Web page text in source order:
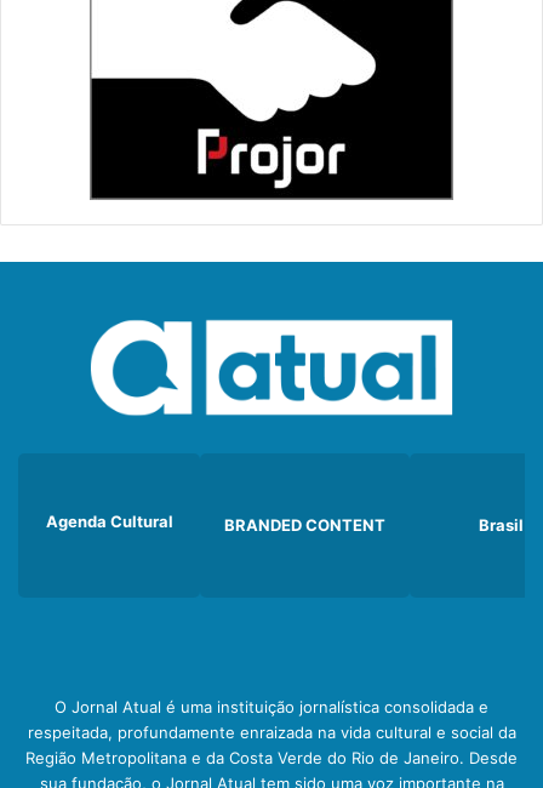
Agenda Cultural BRANDED CONTENT Brasil
O Jornal Atual é uma instituição jornalística consolidada e
respeitada, profundamente enraizada na vida cultural e social da
Região Metropolitana e da Costa Verde do Rio de Janeiro. Desde
sua fundação, o Jornal Atual tem sido uma voz importante na